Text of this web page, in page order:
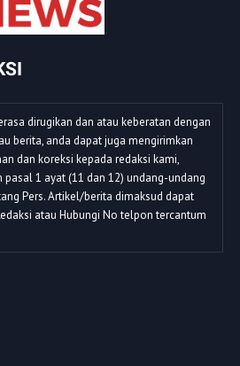
dirugikan dan atau keberatan dengan
berita, anda dapat juga mengirimkan
dan koreksi kepada redaksi kami,
1 ayat (11 dan 12) undang-undang
Pers. Artikel/berita dimaksud dapat
atau Hubungi No telpon tercantum